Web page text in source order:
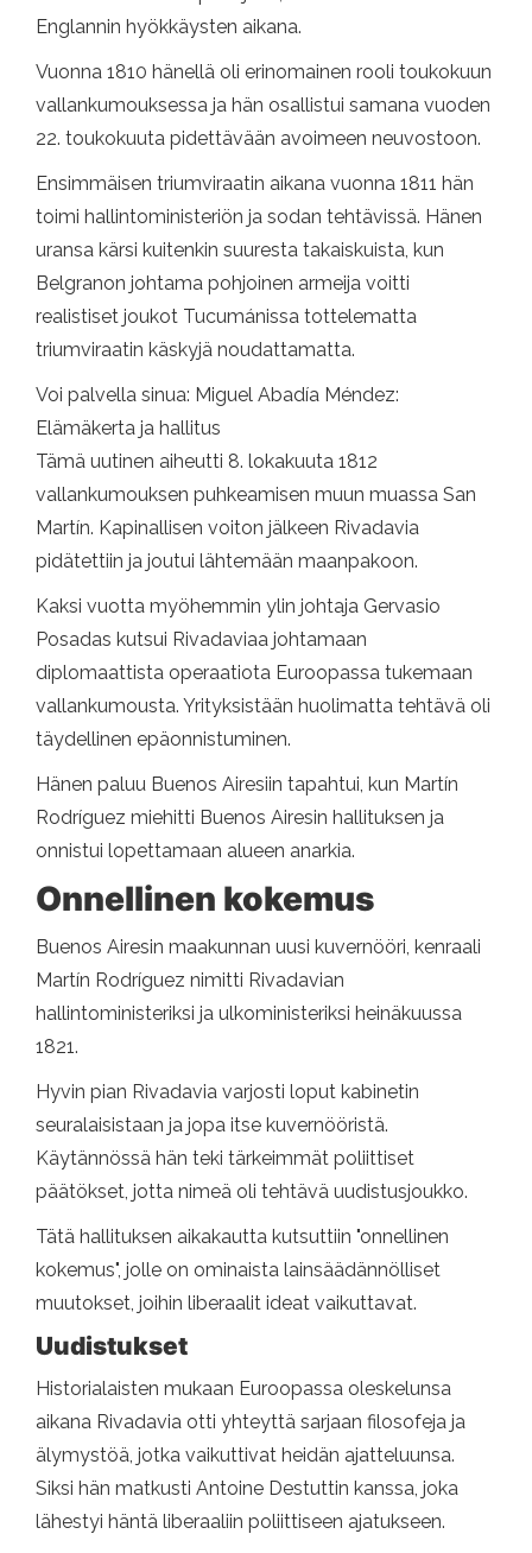
Englannin hyökkäysten aikana.
Vuonna 1810 hänellä oli erinomainen rooli toukokuun
vallankumouksessa ja hän osallistui samana vuoden
22. toukokuuta pidettävään avoimeen neuvostoon.
Ensimmäisen triumviraatin aikana vuonna 1811 hän
toimi hallintoministeriön ja sodan tehtävissä. Hänen
uransa kärsi kuitenkin suuresta takaiskuista, kun
Belgranon johtama pohjoinen armeija voitti
realistiset joukot Tucumánissa tottelematta
triumviraatin käskyjä noudattamatta.
Voi palvella sinua: Miguel Abadía Méndez:
Elämäkerta ja hallitus
Tämä uutinen aiheutti 8. lokakuuta 1812
vallankumouksen puhkeamisen muun muassa San
Martín. Kapinallisen voiton jälkeen Rivadavia
pidätettiin ja joutui lähtemään maanpakoon.
Kaksi vuotta myöhemmin ylin johtaja Gervasio
Posadas kutsui Rivadaviaa johtamaan
diplomaattista operaatiota Euroopassa tukemaan
vallankumousta. Yrityksistään huolimatta tehtävä oli
täydellinen epäonnistuminen.
Hänen paluu Buenos Airesiin tapahtui, kun Martín
Rodríguez miehitti Buenos Airesin hallituksen ja
onnistui lopettamaan alueen anarkia.
Onnellinen kokemus
Buenos Airesin maakunnan uusi kuvernööri, kenraali
Martín Rodríguez nimitti Rivadavian
hallintoministeriksi ja ulkoministeriksi heinäkuussa
1821.
Hyvin pian Rivadavia varjosti loput kabinetin
seuralaisistaan ​​ja jopa itse kuvernööristä.
Käytännössä hän teki tärkeimmät poliittiset
päätökset, jotta nimeä oli tehtävä uudistusjoukko.
Tätä hallituksen aikakautta kutsuttiin "onnellinen
kokemus", jolle on ominaista lainsäädännölliset
muutokset, joihin liberaalit ideat vaikuttavat.
Uudistukset
Historialaisten mukaan Euroopassa oleskelunsa
aikana Rivadavia otti yhteyttä sarjaan filosofeja ja
älymystöä, jotka vaikuttivat heidän ajatteluunsa.
Siksi hän matkusti Antoine Destuttin kanssa, joka
lähestyi häntä liberaaliin poliittiseen ajatukseen.